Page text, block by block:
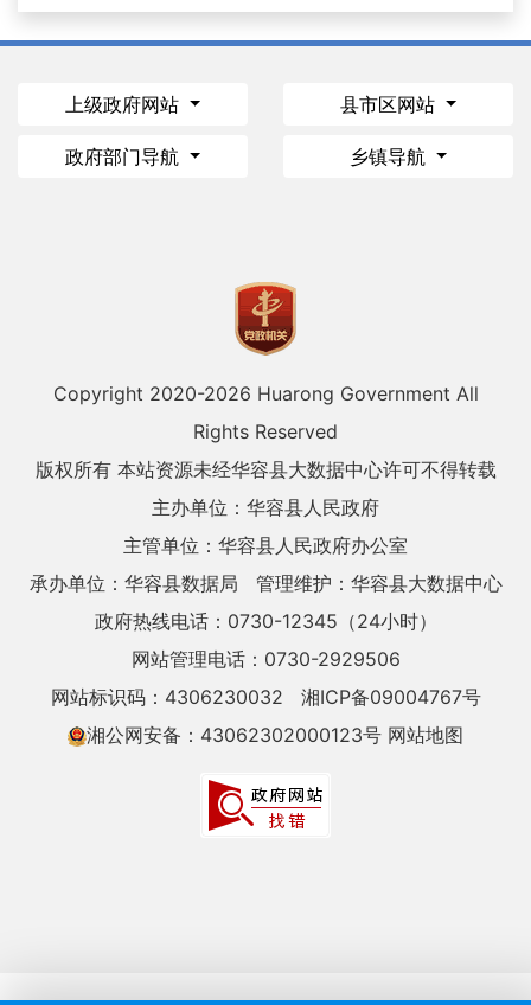
上级政府网站 县市区网站
政府部门导航 乡镇导航
Copyright 2020-2026 Huarong Government All
Rights Reserved
版权所有 本站资源未经华容县大数据中心许可不得转载
主办单位：华容县人民政府
主管单位：华容县人民政府办公室
承办单位：华容县数据局
管理维护：华容县大数据中心
政府热线电话：0730-12345（24小时）
网站管理电话：0730-2929506
网站标识码：4306230032
湘ICP备09004767号
湘公网安备：43062302000123号 网站地图